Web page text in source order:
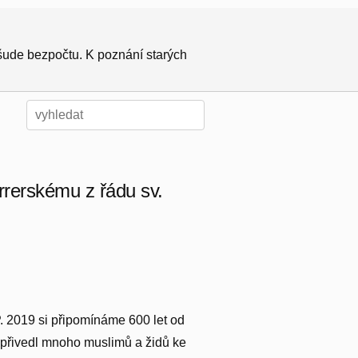
bezpočtu. K poznání starých
z řádu sv.
2019 si připomínáme 600 let od
mnoho muslimů a židů ke